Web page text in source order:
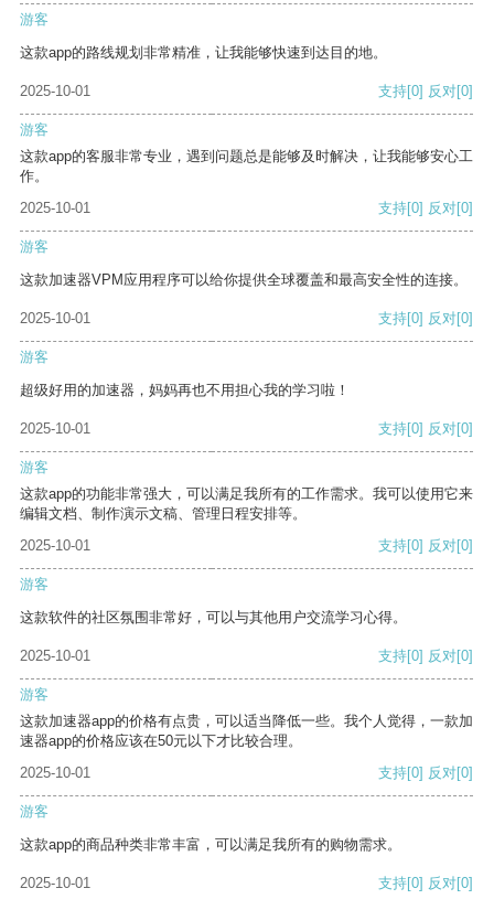
游客
这款app的路线规划非常精准，让我能够快速到达目的地。
2025-10-01 支持[0] 反对[0]
游客
这款app的客服非常专业，遇到问题总是能够及时解决，让我能够安心工
作。
2025-10-01
支持[0] 反对[0]
游客
这款加速器VPM应用程序可以给你提供全球覆盖和最高安全性的连接。
2025-10-01 支持[0] 反对[0]
游客
超级好用的加速器，妈妈再也不用担心我的学习啦！
2025-10-01 支持[0] 反对[0]
游客
这款app的功能非常强大，可以满足我所有的工作需求。我可以使用它来
编辑文档、制作演示文稿、管理日程安排等。
2025-10-01
支持[0] 反对[0]
游客
这款软件的社区氛围非常好，可以与其他用户交流学习心得。
2025-10-01 支持[0] 反对[0]
游客
这款加速器app的价格有点贵，可以适当降低一些。我个人觉得，一款加
速器app的价格应该在50元以下才比较合理。
2025-10-01
支持[0] 反对[0]
游客
这款app的商品种类非常丰富，可以满足我所有的购物需求。
2025-10-01 支持[0] 反对[0]